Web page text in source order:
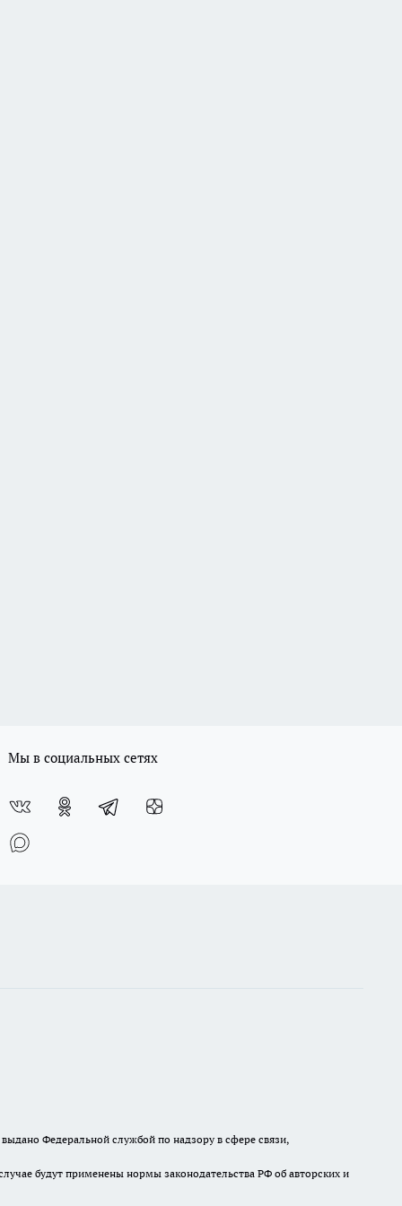
Мы в социальных сетях
Федеральной службой по надзору в сфере связи,
будут применены нормы законодательства РФ об авторских и